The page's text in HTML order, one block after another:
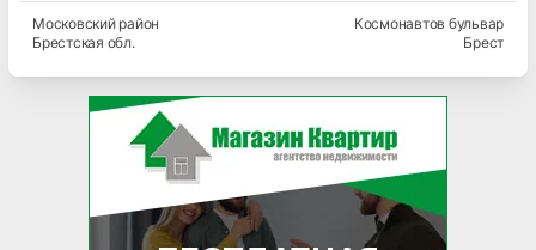
Московскийрайон
Брестская обл.
Космонавтов бульвар
Брест